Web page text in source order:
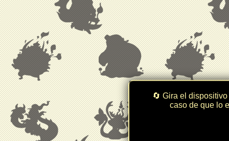
🔄 Gira el
caso de que lo